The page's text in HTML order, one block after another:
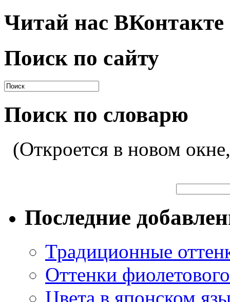
Читай нас ВКонтакте
Поиск по сайту
Поиск по словарю
(Откроется в новом
Последние
Традиционные
Оттенки